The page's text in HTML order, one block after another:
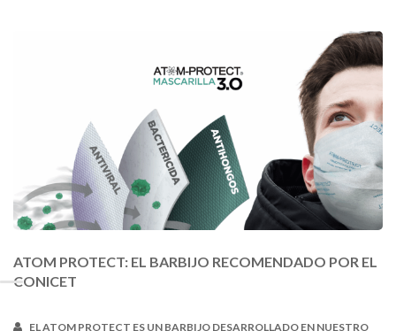
ATOM PROTECT: EL BARBIJO RECOMENDADO POR EL
CONICET
EL ATOM PROTECT ES UN BARBIJO DESARROLLADO EN NUESTRO